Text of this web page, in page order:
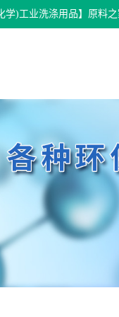
学)工业洗涤用品】原料